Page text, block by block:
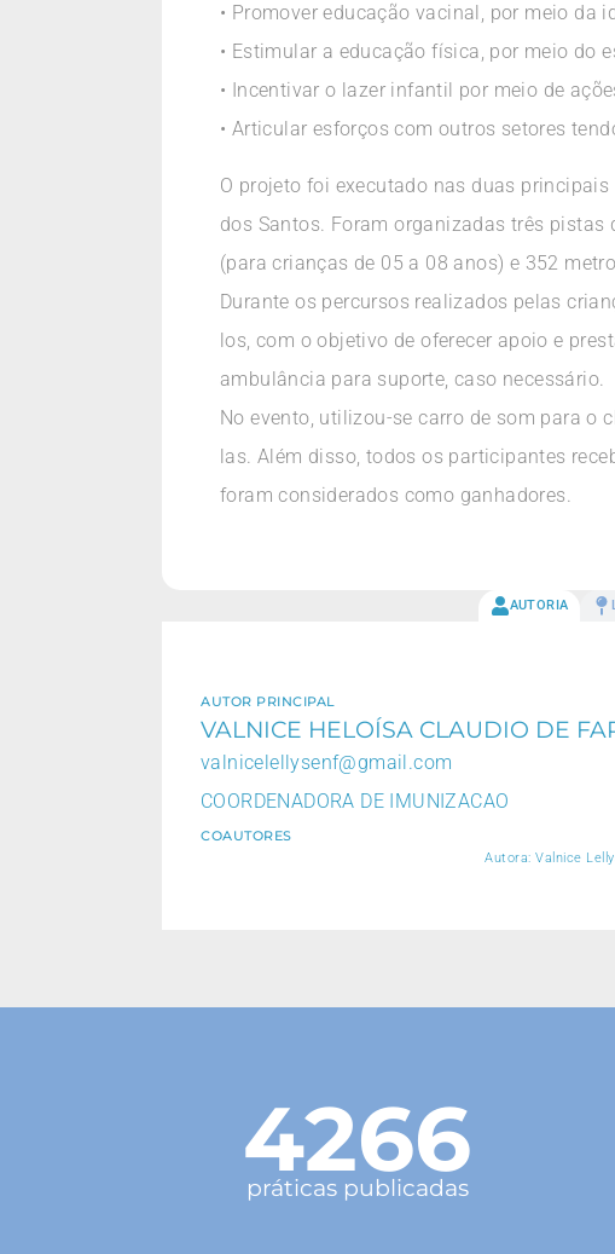
• Promover educação vacinal, por meio da
• Estimular a educação física, por meio do
• Incentivar o lazer infantil por meio de
• Articular esforços com outros setores
O projeto foi executado nas duas
dos Santos. Foram organizadas três pistas
(para crianças de 05 a 08 anos) e 352
Durante os percursos realizados pelas
los, com o objetivo de oferecer apoio e
ambulância para suporte, caso necessário.
No evento, utilizou-se carro de som para
las. Além disso, todos os participantes
foram considerados como ganhadores.
AUTORIA
AUTOR PRINCIPAL
VALNICE HELOÍSA CLAUDIO DE
valnicelellysenf@gmail.com
COORDENADORA DE IMUNIZACAO
COAUTORES
Autora: Valnice
4266
práticas publicadas